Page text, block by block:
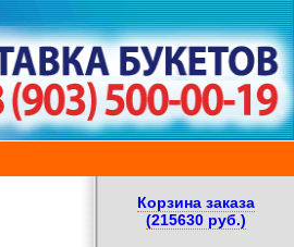
Корзина заказа
(215630 руб.)